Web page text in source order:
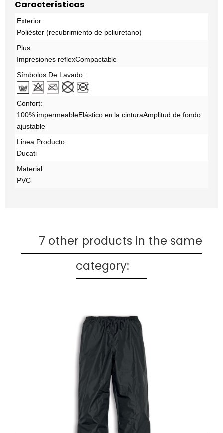
Características
Exterior:
Poliéster (recubrimiento de poliuretano)
Plus:
Impresiones reflexCompactable
Símbolos De Lavado:
Confort:
100% impermeableElástico en la cinturaAmplitud de fondo
ajustable
Linea Producto:
Ducati
Material:
PVC
7 other products in the same
category: